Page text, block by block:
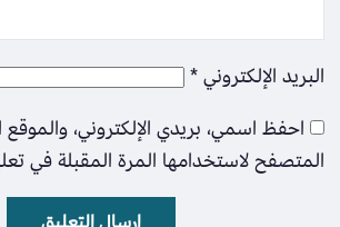
البريد الإلكتروني*
احفظ اسمي، بريدي الإلكتروني، والموقع
المتصفح لاستخدامها المرة المقبلة في